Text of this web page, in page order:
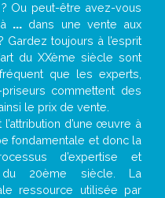
Ou peut-être avez-vous
... dans une vente aux
Gardez toujours à l’esprit
du XXème siècle sont
que les experts,
commettent des
le prix de vente.
l’attribution d’une œuvre à
fondamentale et donc la
d’expertise et
du 20ème siècle. La
ressource utilisée par